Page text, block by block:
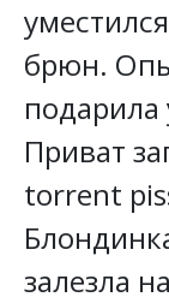
брюн.
подарила
Приват
torrent
залезла